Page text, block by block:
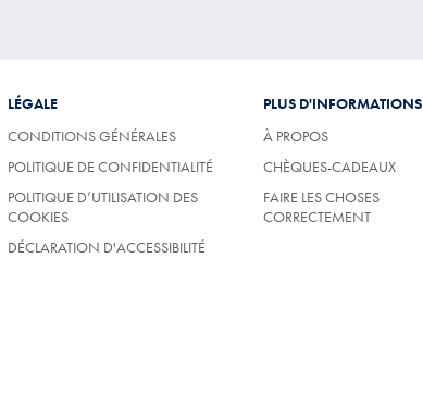
LÉGALE
CONDITIONS GÉNÉRALES
POLITIQUE DE CONFIDENTIALITÉ
POLITIQUE D’UTILISATION DES
COOKIES
DÉCLARATION D'ACCESSIBILITÉ
PLUS D'INFORMATIONS
À PROPOS
CHÈQUES-CADEAUX
FAIRE LES CHOSES
CORRECTEMENT